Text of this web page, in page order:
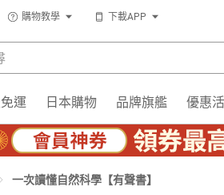
購物教學 下載APP
運 日本購物 品牌旗艦 優惠
一次讀懂自然科學【有聲書】